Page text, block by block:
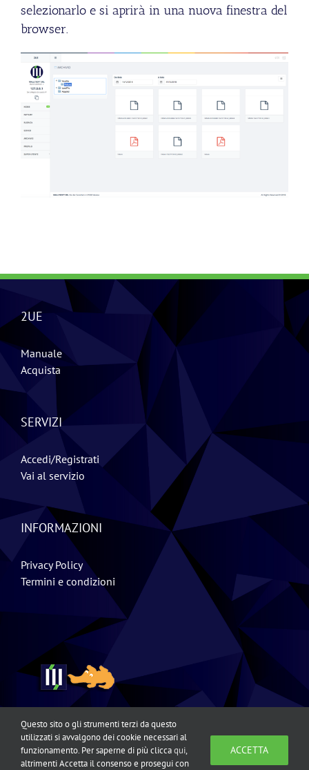
selezionarlo e si aprirà in una nuova finestra del
browser.
2UE
Manuale
Acquista
SERVIZI
Accedi/Registrati
Vai al servizio
INFORMAZIONI
Privacy Policy
Termini e condizioni
Copyright © 2018 Esse Emme Consulting S.r.l | All Rights Reserved |
Questo sito o gli strumenti terzi da questo
utilizzati si avvalgono dei cookie necessari al
funzionamento. Per saperne di più cliccaqui,
altrimenti Accetta il consenso e prosegui con
ACCETTA